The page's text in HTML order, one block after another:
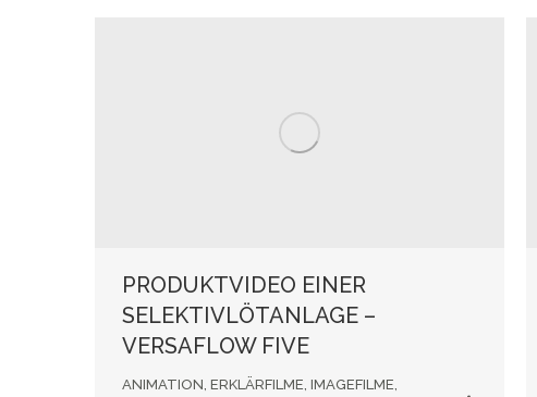
PRODUKTVIDEO EINER
SELEKTIVLÖTANLAGE –
VERSAFLOW FIVE
ANIMATION ERKLÄRFILME IMAGEFILME